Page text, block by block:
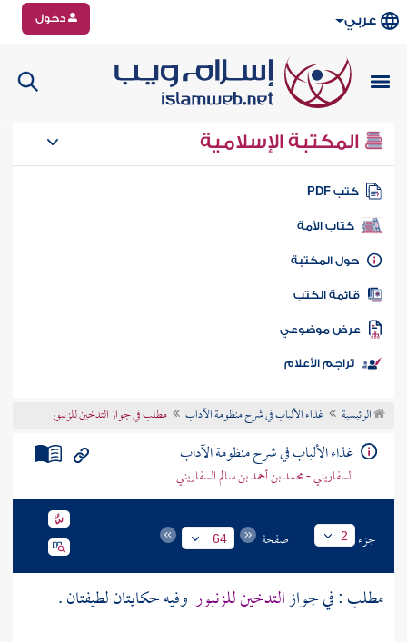
عربي دخول
المكتبة الإسلامية
كتب PDF
كتاب الأمة
المكتبة
الكتب
موضوعي
تراجم الأعلام
الرئيسية غذاء الألباب في شرح منظومة الآداب مطلب في جواز التدخين للزنبور
غذاء الألباب في شرح منظومة الآداب
السفاريني - محمد بن أحمد بن سالم السفاريني
جزء 2 صفحة 64
مطلب : في جوازالتدخين للزنبور وفيه حكايتان لطيفتان .